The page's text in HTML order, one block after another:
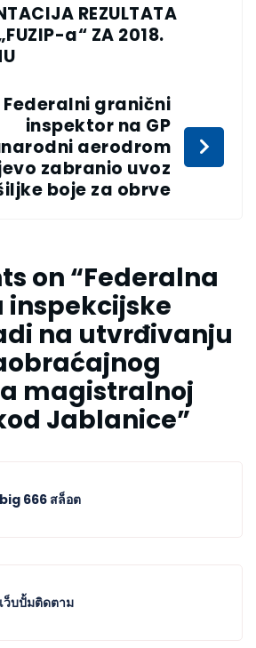
REZULTATA
a“ ZA 2018.
Federalni granični
inspektor na GP
aerodrom
zabranio uvoz
boje za obrve
on “Federalna
inspekcijske
na utvrđivanju
magistralnoj
Jablanice”
big 666 สล็อต
เว็บปั้มติดตาม